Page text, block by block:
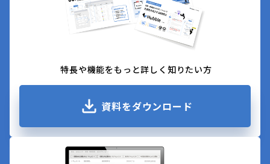
特長や機能をもっと詳しく知りたい方
資料をダウンロード